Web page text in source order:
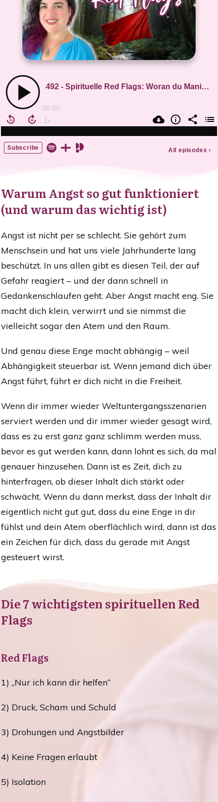
Warum Angst so gut funktioniert
(und warum das wichtig ist)
Angst ist nicht per se schlecht. Sie gehört zum
Menschsein und hat uns viele Jahrhunderte lang
beschützt. In uns allen gibt es diesen Teil, der auf
Gefahr reagiert – und der dann schnell in
Gedankenschlaufen geht. Aber Angst macht eng. Sie
macht dich klein, verwirrt und sie nimmst die
vielleicht sogar den Atem und den Raum.
Und genau diese Enge macht abhängig – weil
Abhängigkeit steuerbar ist. Wenn jemand dich über
Angst führt, führt er dich nicht in die Freiheit.
Wenn dir immer wieder Weltuntergangsszenarien
serviert werden und dir immer wieder gesagt wird,
dass es zu erst ganz ganz schlimm werden muss,
bevor es gut werden kann, dann lohnt es sich, da mal
genauer hinzusehen. Dann ist es Zeit, dich zu
hinterfragen, ob dieser Inhalt dich stärkt oder
schwächt. Wenn du dann merkst, dass der Inhalt dir
eigentlich nicht gut gut, dass du eine Enge in dir
fühlst und dein Atem oberflächlich wird, dann ist das
ein Zeichen für dich, dass du gerade mit Angst
gesteuert wirst.
Die 7 wichtigsten spirituellen Red
Flags
Red Flags
1) „Nur ich kann dir helfen“
2) Druck, Scham und Schuld
3) Drohungen und Angstbilder
4) Keine Fragen erlaubt
5) Isolation